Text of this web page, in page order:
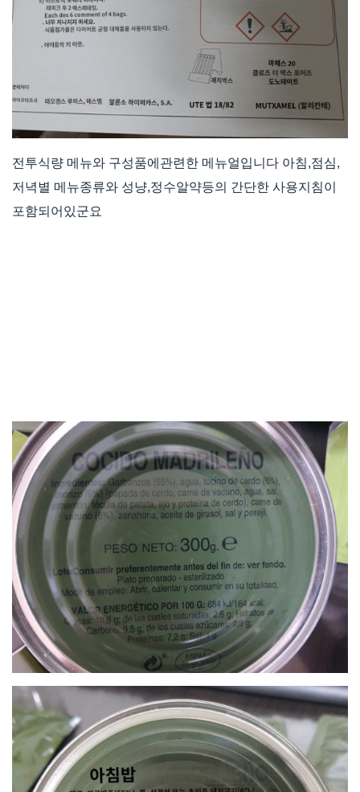
전투식량 메뉴와 구성품에관련한 메뉴얼입니다 아침,점심,
저녁별 메뉴종류와 성냥,정수알약등의 간단한 사용지침이
포함되어있군요